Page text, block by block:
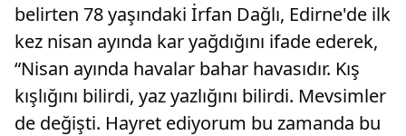
belirten 78 yaşındaki İrfan Dağlı, Edirne'de ilk
kez nisan ayında kar yağdığını ifade ederek,
“Nisan ayında havalar bahar havasıdır. Kış
kışlığını bilirdi, yaz yazlığını bilirdi. Mevsimler
de değişti. Hayret ediyorum bu zamanda bu